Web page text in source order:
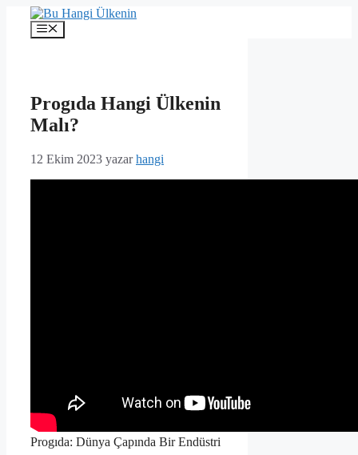
İçeriğe
Menü
Progıda Hangi Ülkenin
Malı?
12 Ekim 2023 yazarhangi
Progıda: Dünya Çapında Bir Endüstri